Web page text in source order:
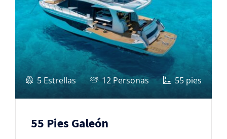
5 Estrellas 12 Personas 55 pies
55 Pies Galeón